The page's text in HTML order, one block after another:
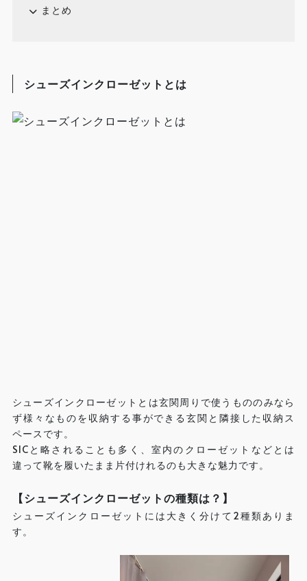
まとめ
シューズインクローゼットとは
シューズインクローゼットとは玄関周りで使うもののみなら
ず様々なものを収納する事ができる玄関と隣接した収納ス
ペースです。
SICと略されることも多く、室内のクローゼットなどとは
違って靴を履いたまま片付けれるのも大きな魅力です。
【シューズインクローゼットの種類は？】
シューズインクローゼットには大きく分けて2種類ありま
す。